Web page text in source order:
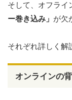
そして、オフライ
ー巻き込み」 が欠
それぞれ詳しく解
オンラインの